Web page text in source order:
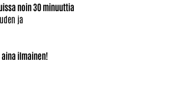
noin 30 minuuttia
ja
ilmainen!